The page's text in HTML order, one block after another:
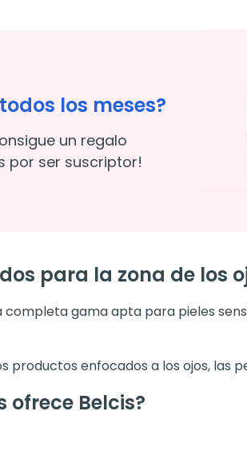
todos los meses?
un regalo
por ser suscriptor!
para la zona de los
completa gama apta para pieles
enfocados a los ojos, las
ofrece Belcis?